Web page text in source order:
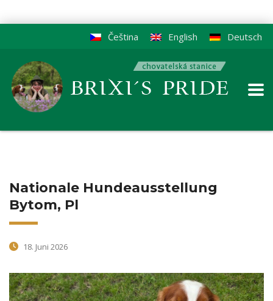
Deutsch
English
Čeština
Nationale Hundeausstellung
Bytom, Pl
18. Juni 2026